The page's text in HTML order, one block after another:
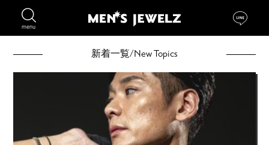
menu
新着一覧/New Topics